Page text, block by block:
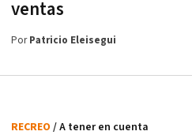
ventas
PorPatricio Eleisegui
RECREO / A tener en cuenta